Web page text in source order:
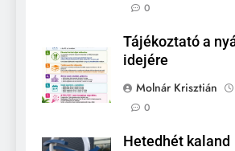
0
Tájékoztató a
idejére
Molnár Krisztián
0
Hetedhét kaland